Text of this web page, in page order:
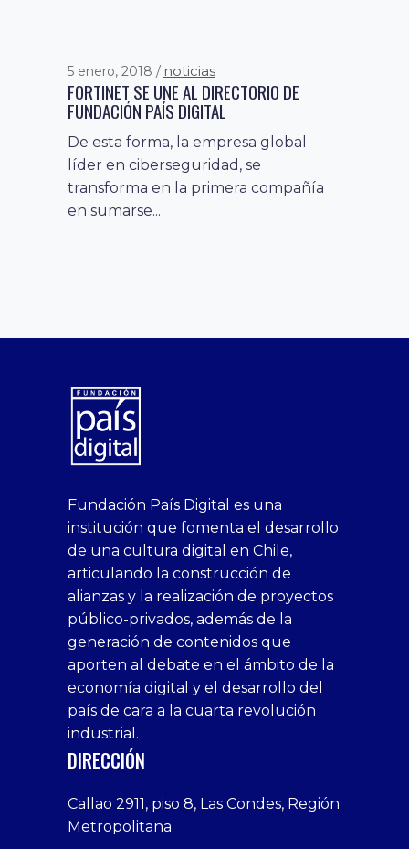
5 enero, 2018 noticias
FORTINET SE UNE AL DIRECTORIO DE
FUNDACIÓN PAÍS DIGITAL
De esta forma, la empresa global
líder en ciberseguridad, se
transforma en la primera compañía
en sumarse...
1xbet
canlı
casino
siteleri
bedava
bonus
veren
siteler
1xbet
deneme
bonusu
veren
siteleri
deneme
bonusu
Sikis
siteleri
bonusu
veren
siteler
casino
siteleri
1win
xslot
sahabet
giriş
1xbet
giriş
tarafbet
giriş
bonusu
veren
siteler
deneme
bonusu
Deneme
bonusu
veren
siteler
escort
casino
siteleri
bonusu
bahis
siteleri
Hot
Couple
xxx
homemade
porn
on
webcam
Cumshots
Tits
Free
Amateur
Porn
Xxx
Indian
yenigiris.com
Giriş
bonusu
veren
siteler
deneme
bonusu
veren
siteler
Fundación País Digital es una
institución que fomenta el desarrollo
de una cultura digital en Chile,
articulando la construcción de
alianzas y la realización de proyectos
público-privados, además de la
generación de contenidos que
aporten al debate en el ámbito de la
economía digital y el desarrollo del
país de cara a la cuarta revolución
industrial.
DIRECCIÓN
Callao 2911, piso 8, Las Condes, Región
Metropolitana